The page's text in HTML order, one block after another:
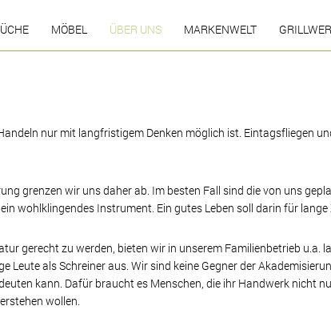
Marken
MÖBEL ÜBER UNS
Schweinfurt
MARKENWELT
nur mit langfristigem Denken möglich ist. Eintagsfliegen
grenzen wir uns daher ab. Im besten Fall sind die von uns
wohlklingendes Instrument. Ein gutes Leben soll darin für lange
gerecht zu werden, bieten wir in unserem Familienbetrieb u.a.
Leute als Schreiner aus. Wir sind keine Gegner der
kann. Dafür braucht es Menschen, die ihr Handwerk nicht
wollen.